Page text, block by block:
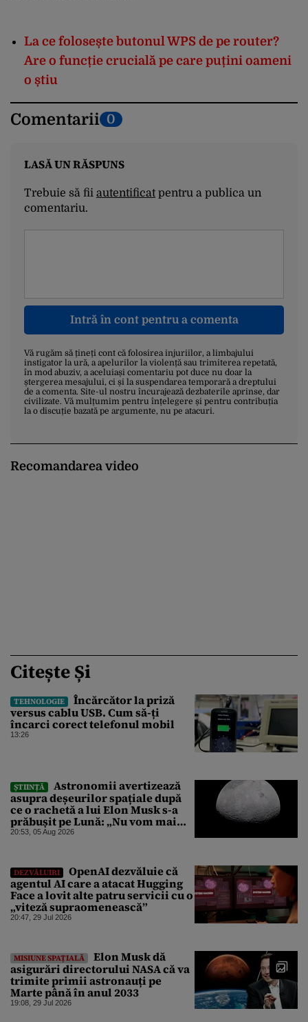
La ce folosește butonul WPS de pe router?
Are o funcție crucială pe care puțini oameni
o știu
Comentarii 0
LASĂ UN RĂSPUNS
Trebuie să fii autentificatpentru a publica un
comentariu.
Intră în cont pentru a comenta
Vă rugăm să țineți cont că folosirea injuriilor, a limbajului
instigator la ură, a apelurilor la violență sau trimiterea repetată,
în mod abuziv, a aceluiași comentariu pot duce nu doar la
ștergerea mesajului, ci și la suspendarea temporară a dreptului
de a comenta. Site-ul nostru încurajează dezbaterile aprinse, dar
civilizate. Vă mulțumim pentru înțelegere și pentru contribuția
la o discuție bazată pe argumente, nu pe atacuri.
Recomandarea video
Citește Și
TEHNOLOGIE
Încărcător la priză
versus cablu USB. Cum să-ți
încarci corect telefonul mobil
13:26
ȘTIINȚĂ
Astronomii avertizează
asupra deșeurilor spațiale după
ce o rachetă a lui Elon Musk s-a
prăbușit pe Lună: „Nu vom mai
putea efectua zboruri spațiale”
20:53, 05 Aug 2026
DEZVĂLUIRI
OpenAI dezvăluie că
agentul AI care a atacat Hugging
Face a lovit alte patru servicii cu o
„viteză supraomenească”
20:47, 29 Jul 2026
MISIUNE SPAȚIALĂ
Elon Musk dă
asigurări directorului NASA că va
trimite primii astronauți pe
Marte până în anul 2033
19:08, 29 Jul 2026